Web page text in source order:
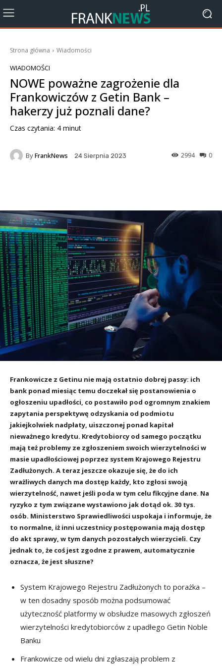
Strona główna Wiadomości
WIADOMOŚCI
NOWE poważne zagrożenie dla
Frankowiczów z Getin Bank –
hakerzy już poznali dane?
Czas czytania: 4 minut
ByFrankNews 24 Sierpnia 2023 0
2994
Frankowicze z Getinu nie mają ostatnio dobrej passy: ich
bank ponad miesiąc temu doczekał się postanowienia o
ogłoszeniu upadłości, co postawiło pod ogromnym znakiem
zapytania perspektywę odzyskania od podmiotu
jakiejkolwiek nadpłaty, uiszczonej ponad kapitał
nieważnego kredytu. Kredytobiorcy od samego początku
mają też problemy ze zgłoszeniem swoich wierzytelności w
masie upadłościowej poprzez system Krajowego Rejestru
Zadłużonych. A teraz jeszcze okazuje się, że do ich
wrażliwych danych ma dostęp każdy, kto zgłosi swoją
wierzytelność, nawet jeśli poda w tym celu fikcyjne dane. Na
ryzyko z tym związane wystawiono jak dotąd ok. 30 tys.
osób. Ministerstwo Sprawiedliwości uspokaja i informuje, że
to normalne, iż inni uczestnicy postępowania mają dostęp
do akt sprawy, w tym danych pozostałych wierzycieli. Czy
jednak to, że coś jest zgodne z prawem, automatycznie
oznacza, że jest słuszne?
System Krajowego Rejestru Zadłużonych to porażka –
w ten dosadny sposób można podsumować
użyteczność platformy w obsłudze masowych zgłoszeń
wierzytelności kredytobiorców z upadłego Getin Noble
Banku
Frankowicze od wielu dni zgłaszają problem z